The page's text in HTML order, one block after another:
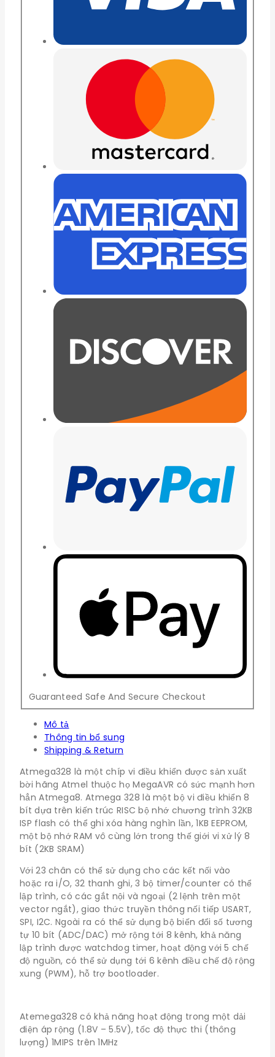
Guaranteed Safe And Secure Checkout
Mô tả
Thông tin bổ sung
Shipping & Return
Atmega328 là một chíp vi điều khiển được sản xuất
bời hãng Atmel thuộc họ MegaAVR có sức mạnh hơn
hẳn Atmega8. Atmega 328 là một bộ vi điều khiển 8
bít dựa trên kiến trúc RISC bộ nhớ chương trình 32KB
ISP flash có thể ghi xóa hàng nghìn lần, 1KB EEPROM,
một bộ nhớ RAM vô cùng lớn trong thế giới vi xử lý 8
bít (2KB SRAM)
Với 23 chân có thể sử dụng cho các kết nối vào
hoặc ra i/O, 32 thanh ghi, 3 bộ timer/counter có thể
lập trình, có các gắt nội và ngoại (2 lệnh trên một
vector ngắt), giao thức truyền thông nối tiếp USART,
SPI, I2C. Ngoài ra có thể sử dụng bộ biến đổi số tương
tự 10 bít (ADC/DAC) mở rộng tới 8 kênh, khả năng
lập trình được watchdog timer, hoạt động với 5 chế
độ nguồn, có thể sử dụng tới 6 kênh điều chế độ rộng
xung (PWM), hỗ trợ bootloader.
Atemega328 có khả năng hoạt động trong một dải
điện áp rộng (1.8V – 5.5V), tốc độ thực thi (thông
lượng) 1MIPS trên 1MHz